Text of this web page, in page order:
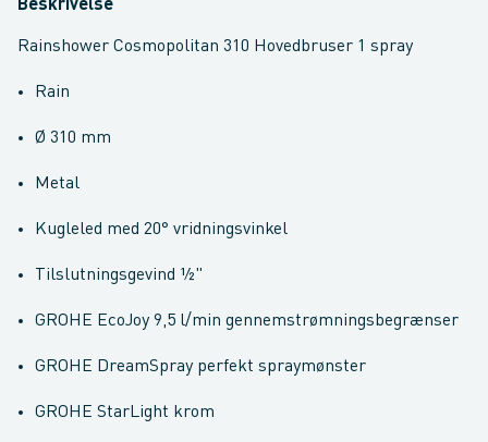
Beskrivelse
Rainshower Cosmopolitan 310 Hovedbruser 1 spray
Rain
Ø 310 mm
Metal
Kugleled med 20° vridningsvinkel
Tilslutningsgevind ½"
GROHE EcoJoy 9,5 l/min gennemstrømningsbegrænser
GROHE DreamSpray perfekt spraymønster
GROHE StarLight krom